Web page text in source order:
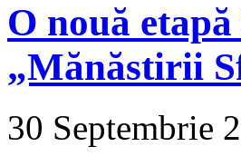
O nouă
„Mănăstirii
30 Septembrie